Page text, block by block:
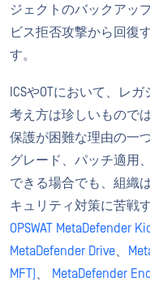
ジェクトのバックアッ
ビス拒否攻撃から回復
す。
ICSやOTにおいて、レ
考え方は珍しいもので
保護が困難な理由の一
グレード、パッチ適用
できる場合でも、組織
キュリティ対策に苦戦
OPSWAT MetaDefender
MetaDefender Drive、
MFT)、 MetaDefender